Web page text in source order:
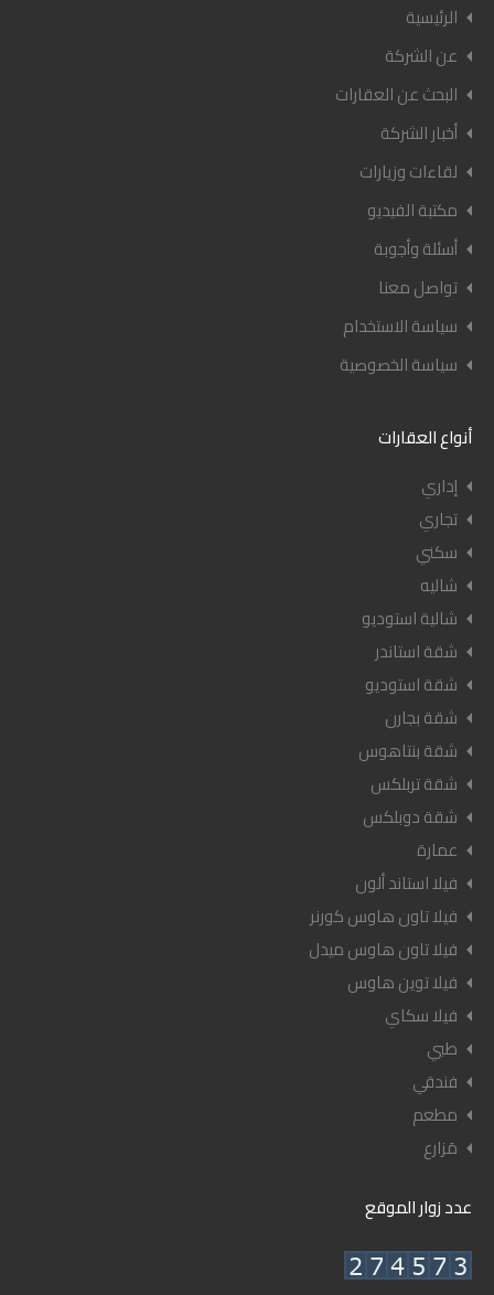
الرئيسية
عن الشركة
البحث عن العقارات
أخبار الشركة
لقاءات وزيارات
مكتبة الفيديو
أسئلة وأجوبة
تواصل معنا
سياسة الاستخدام
سياسة الخصوصية
أنواع العقارات
إداري
تجاري
سكني
شاليه
شالية استوديو
شقة استاندر
شقة استوديو
شقة بجارن
شقة بنتاهوس
شقة تربلكس
شقة دوبلكس
عمارة
فيلا استاند ألون
فيلا تاون هاوس كورنر
فيلا تاون هاوس ميدل
فيلا توين هاوس
فيلا سكاي
طبي
فندقي
مطعم
مَزارع
عدد زوار الموقع